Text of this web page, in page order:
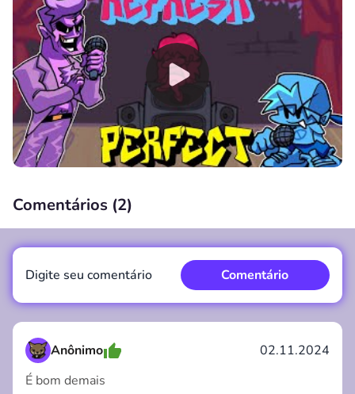
00:00 /
Comentários (2)
Anônimo
02.11.2024
É bom demais
Digite seu comentário Comentário